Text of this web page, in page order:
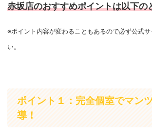
赤坂店のおすすめポイントは以下の
※ポイント内容が変わることもあるので必ず公式サ
い。
ポイント１：完全個室でマン
導！